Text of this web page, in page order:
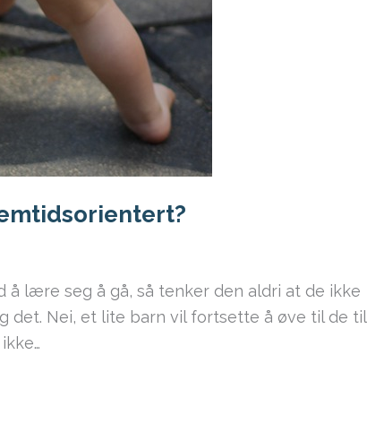
lære seg å gå, så tenker den aldri at de ikke
det. Nei, et lite barn vil fortsette å øve til de til